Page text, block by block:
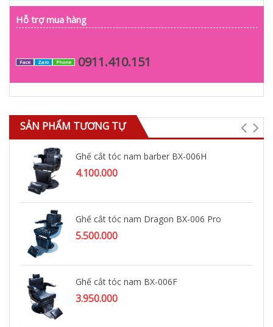
Hỗ trợ mua hàng
Face Zalo Phone 0911.410.151
SẢN PHẨM TƯƠNG TỰ
Ghế cắt tóc nam barber BX-006H
4.100.000
Ghế cắt tóc nam Dragon BX-006 Pro
5.500.000
Ghế cắt tóc nam BX-006F
3.950.000